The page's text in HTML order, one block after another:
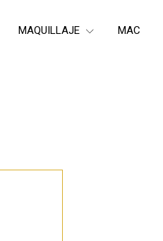
MAQUILLAJE MAC